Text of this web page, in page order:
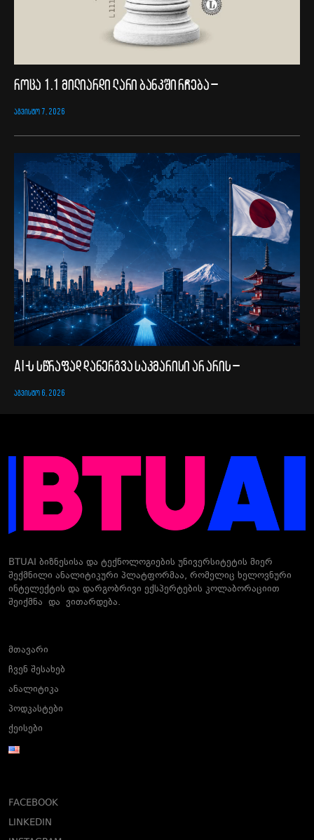
როცა 1.1 მილიარდი ლარი ბანკში რჩება –
ᲐᲒᲕᲘᲡᲢᲝ 7, 2026
AI-ს სწრაფად დანერგვა საკმარისი არ არის –
ᲐᲒᲕᲘᲡᲢᲝ 6, 2026
BTUAI ბიზნესისა და ტექნოლოგიების უნივერსიტეტის მიერ
შექმნილი ანალიტიკური პლატფორმაა, რომელიც ხელოვნური
ინტელექტის და დარგობრივი ექსპერტების კოლაბორაციით
შეიქმნა და ვითარდება.
მთავარი
ჩვენ შესახებ
ანალიტიკა
პოდკასტები
ქეისები
FACEBOOK
LINKEDIN